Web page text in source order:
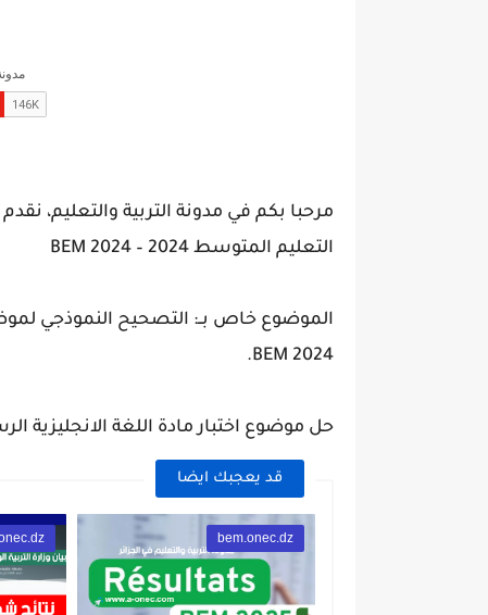
مرحبا بكم في مدونة التربية والتعليم،
التعليم المتوسط 2024 – BEM 2024
الموضوع خاص بــ: التصحيح النموذجي
BEM 2024.
حل موضوع اختبار مادة اللغة الانجليزية
قد يعجبك ايضا
bem.onec.dz